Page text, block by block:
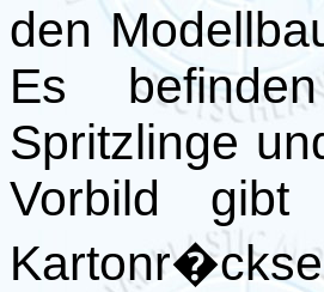
den
Es
Spritzlinge
Vorbild